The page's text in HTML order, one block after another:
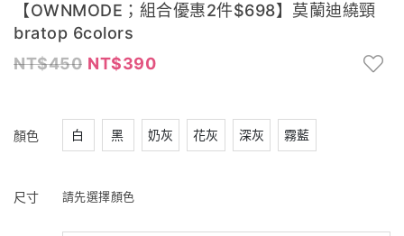
【OWNMODE；組合優惠2件$698】莫蘭迪繞頸
bratop 6colors
450
390
顏色 白 黑 奶灰 花灰 深灰 霧藍
尺寸 請先選擇顏色